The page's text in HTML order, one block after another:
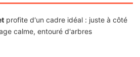
profite d'un cadre idéal : juste à côté
calme, entouré d'arbres